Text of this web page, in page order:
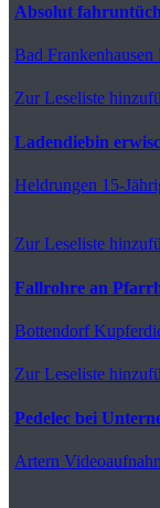
Absolut
Bad Frankenhausen
Zur Leseliste
Ladendiebin
Heldrungen 15-
Zur Leseliste
Fallrohre an
Bottendorf
Zur Leseliste
Pedelec bei
Artern